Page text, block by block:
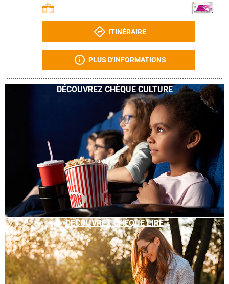
ITINÉRAIRE
PLUS D'INFORMATIONS
DÉCOUVREZ CHÈQUE CULTURE
DÉCOUVREZ CHÈQUE LIRE